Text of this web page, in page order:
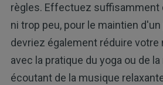
règles. Effectuez suffisamment
ni trop peu, pour le maintien
devriez également réduire votre
avec la pratique du yoga ou de
écoutant de la musique